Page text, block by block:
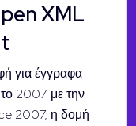
XML
για έγγραφα
2007 με την
2007, η δομή